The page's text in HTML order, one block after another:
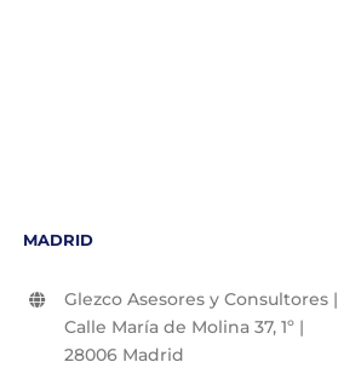
MADRID
Glezco Asesores y Consultores |
Calle María de Molina 37, 1º |
28006 Madrid